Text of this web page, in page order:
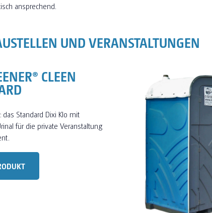
ansprechend.
UND VERANSTALTUNGEN
CLEEN
das Standard Dixi Klo mit
für die private Veranstaltung